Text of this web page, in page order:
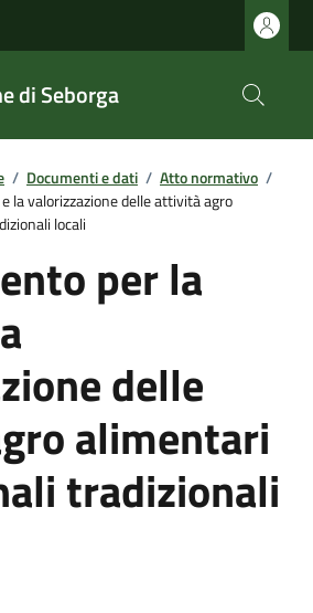
di Seborga
/ Documenti e dati / Atto normativo /
la valorizzazione delle attività agro
locali
per la
delle
alimentari
tradizionali